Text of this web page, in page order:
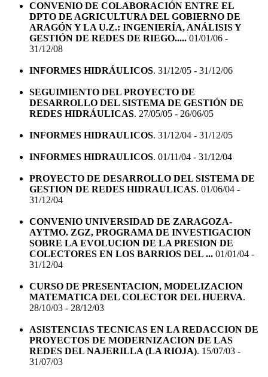
CONVENIO DE COLABORACIÓN ENTRE EL
DPTO DE AGRICULTURA DEL GOBIERNO DE
ARAGÓN Y LA U.Z.: INGENIERÍA, ANÁLISIS Y
GESTIÓN DE REDES DE RIEGO..... 01/01/06 -
31/12/08
INFORMES HIDRÁULICOS. 31/12/05 - 31/12/06
SEGUIMIENTO DEL PROYECTO DE
DESARROLLO DEL SISTEMA DE GESTIÓN DE
REDES HIDRÁULICAS. 27/05/05 - 26/06/05
INFORMES HIDRAULICOS. 31/12/04 - 31/12/05
INFORMES HIDRAULICOS. 01/11/04 - 31/12/04
PROYECTO DE DESARROLLO DEL SISTEMA DE
GESTION DE REDES HIDRAULICAS. 01/06/04 -
31/12/04
CONVENIO UNIVERSIDAD DE ZARAGOZA-
AYTMO. ZGZ, PROGRAMA DE INVESTIGACION
SOBRE LA EVOLUCION DE LA PRESION DE
COLECTORES EN LOS BARRIOS DEL ... 01/01/04 -
31/12/04
CURSO DE PRESENTACION, MODELIZACION
MATEMATICA DEL COLECTOR DEL HUERVA.
28/10/03 - 28/12/03
ASISTENCIAS TECNICAS EN LA REDACCION DE
PROYECTOS DE MODERNIZACION DE LAS
REDES DEL NAJERILLA (LA RIOJA). 15/07/03 -
31/07/03